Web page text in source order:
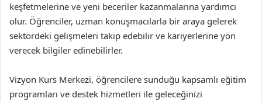
keşfetmelerine ve yeni beceriler kazanmalarına yardımcı
olur. Öğrenciler, uzman konuşmacılarla bir araya gelerek
sektördeki gelişmeleri takip edebilir ve kariyerlerine yön
verecek bilgiler edinebilirler.
Vizyon Kurs Merkezi, öğrencilere sunduğu kapsamlı eğitim
programları ve destek hizmetleri ile geleceğinizi